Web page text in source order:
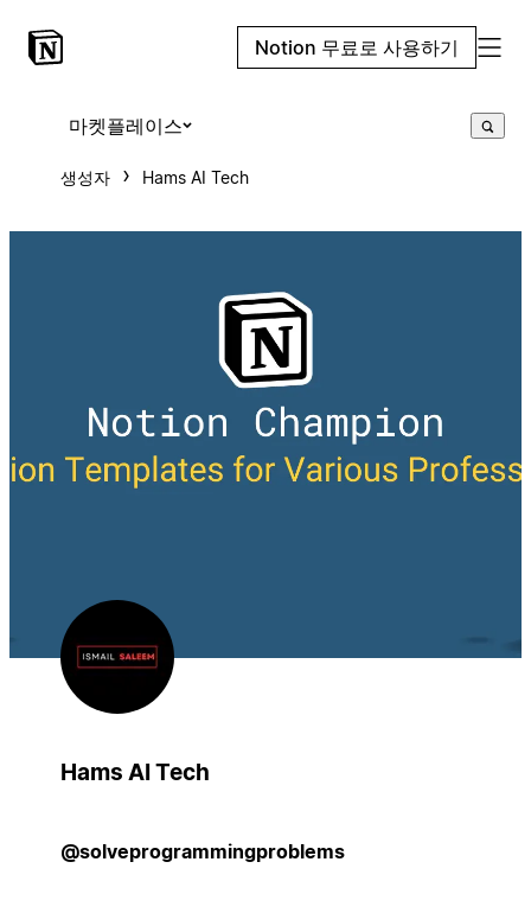
Notion 무료로 사용하기
마켓플레이스
생성자 Hams AI Tech
Hams AI Tech
@solveprogrammingproblems